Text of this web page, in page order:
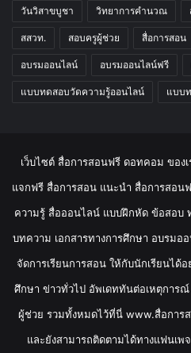
วันวิสาขบูชา วิทยาการคำนวณ
สสวท. สอบครูผู้ช่วย สื่อการสอน
อบรมออนไลน์ อบรมออนไลน์ฟรี
แบบทดสอบวัดความรู้ออนไลน์ แบบ
เว็บไซต์ สื่อการสอนฟรี ดอทคอม ของ
แจกฟรี สื่อการสอน แนะนำ สื่อการสอน
ความรู้ สื่อออนไลน์ แบบฝึกหัด ข้อสอบ
บทความ เอกสารทางการศึกษา อบรมอ
จัดการเรียนการสอน ให้กับนักเรียนได้
ศึกษา ข่าวทั่วไป อัพเดททันต่อเหตุการ
ผู้ช่วย รวมทั้งหมดไว้ที่นี่ www.สื่อการ
และยังสามารถติดตามได้ทางแฟนเพ